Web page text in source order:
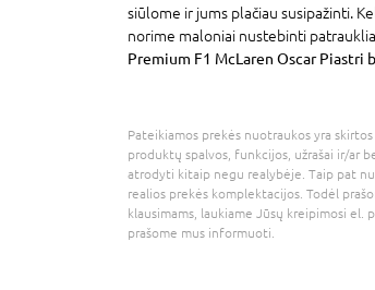
siūlome ir jums plačiau susipažinti.
norime maloniai nustebinti
Premium F1 McLaren Oscar Piastri
Pateikiamos prekės nuotraukos yra
produktų spalvos, funkcijos, užrašai ir/ar
atrodyti kitaip negu realybėje. Taip pat
realios prekės komplektacijos. Todėl
klausimams, laukiame Jūsų kreipimosi el.
prašome mus informuoti.